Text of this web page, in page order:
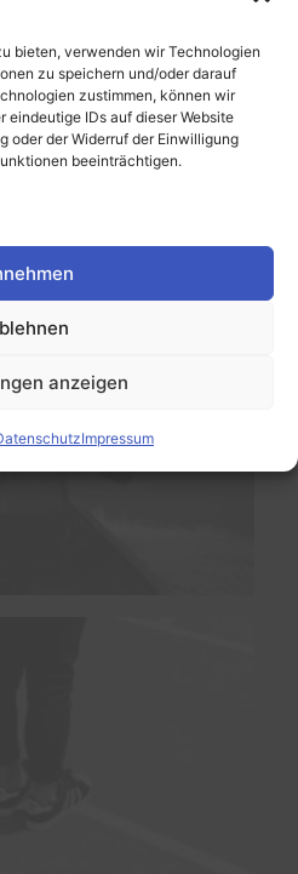
bieten, verwenden wir Technologien
zu speichern und/oder darauf
zustimmen, können wir
eindeutige IDs auf dieser Website
oder der Widerruf der Einwilligung
beeinträchtigen.
anzeigen
Impressum